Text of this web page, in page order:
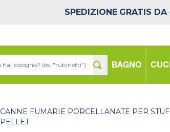
SPEDIZIONE GRATIS
BAGNO
CANNE FUMARIE PORCELLANATE PER
PELLET